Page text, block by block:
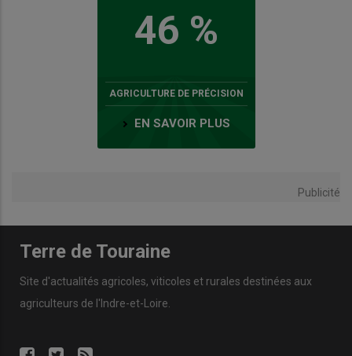
46 %
AGRICULTURE DE PRÉCISION
EN SAVOIR PLUS
Publicité
Terre de Touraine
Site d'actualités agricoles, viticoles et rurales destinées aux
agriculteurs de l'Indre-et-Loire.